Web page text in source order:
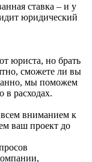
ставка – и у
юридический
юриста, но брать
сможете ли вы
мы поможем
в расходах.
вниманием к
ваш проект до